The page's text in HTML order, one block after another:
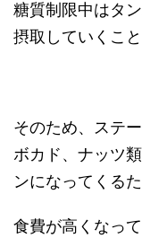
糖質制限中はタ
摂取していくこと
そのため、ステ
ボカド、ナッツ
ンになってくるた
食費が高くなっ